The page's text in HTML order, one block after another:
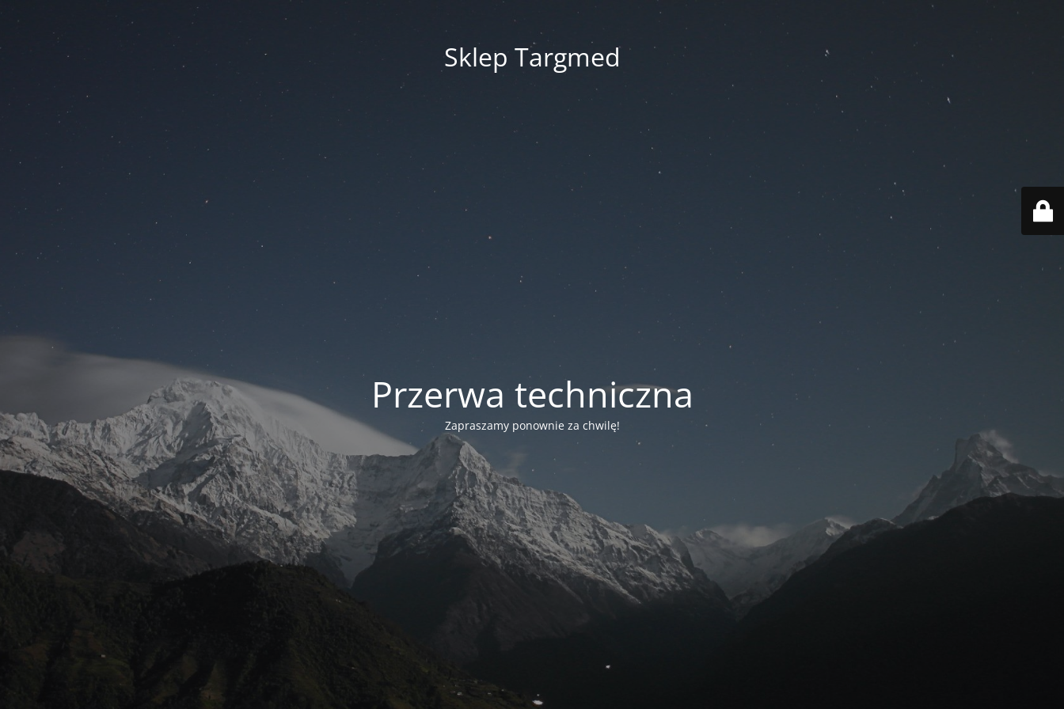
Sklep Targmed
Przerwa techniczna
Zapraszamy ponownie za chwilę!